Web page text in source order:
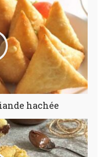
hachée